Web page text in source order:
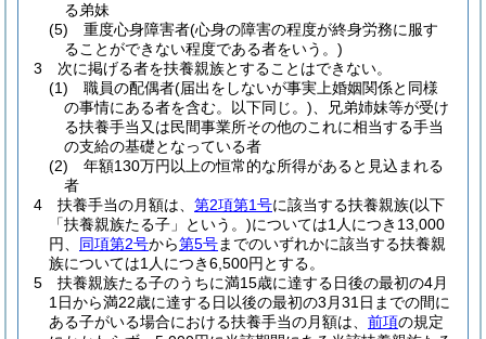
る弟妹
(5)
重度心身障害者(心身の障害の程度が終身労務に服す
ることができない程度である者をいう。)
3
次に掲げる者を扶養親族とすることはできない。
(1)
職員の配偶者(届出をしないが事実上婚姻関係と同様
の事情にある者を含む。以下同じ。) 、兄弟姉妹等が受け
る扶養手当又は民間事業所その他のこれに相当する手当
の支給の基礎となっている者
(2)
年額130万円以上の恒常的な所得があると見込まれる
者
4
扶養手当の月額は、 第2項第1号に該当する扶養親族(以下
「扶養親族たる子」という。)については1人につき13,000
円、 同項第2号から第5号までのいずれかに該当する扶養親
族については1人につき6,500円とする。
5
扶養親族たる子のうちに満15歳に達する日後の最初の4月
1日から満22歳に達する日以後の最初の3月31日までの間に
ある子がいる場合における扶養手当の月額は、 前項の規定